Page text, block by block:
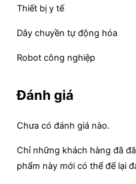
Thiết bị y tế
Dây chuyền tự động hóa
Robot công nghiệp
Đánh giá
Chưa có đánh giá nào.
Chỉ những khách hàng đã
phẩm này mới có thể để lại